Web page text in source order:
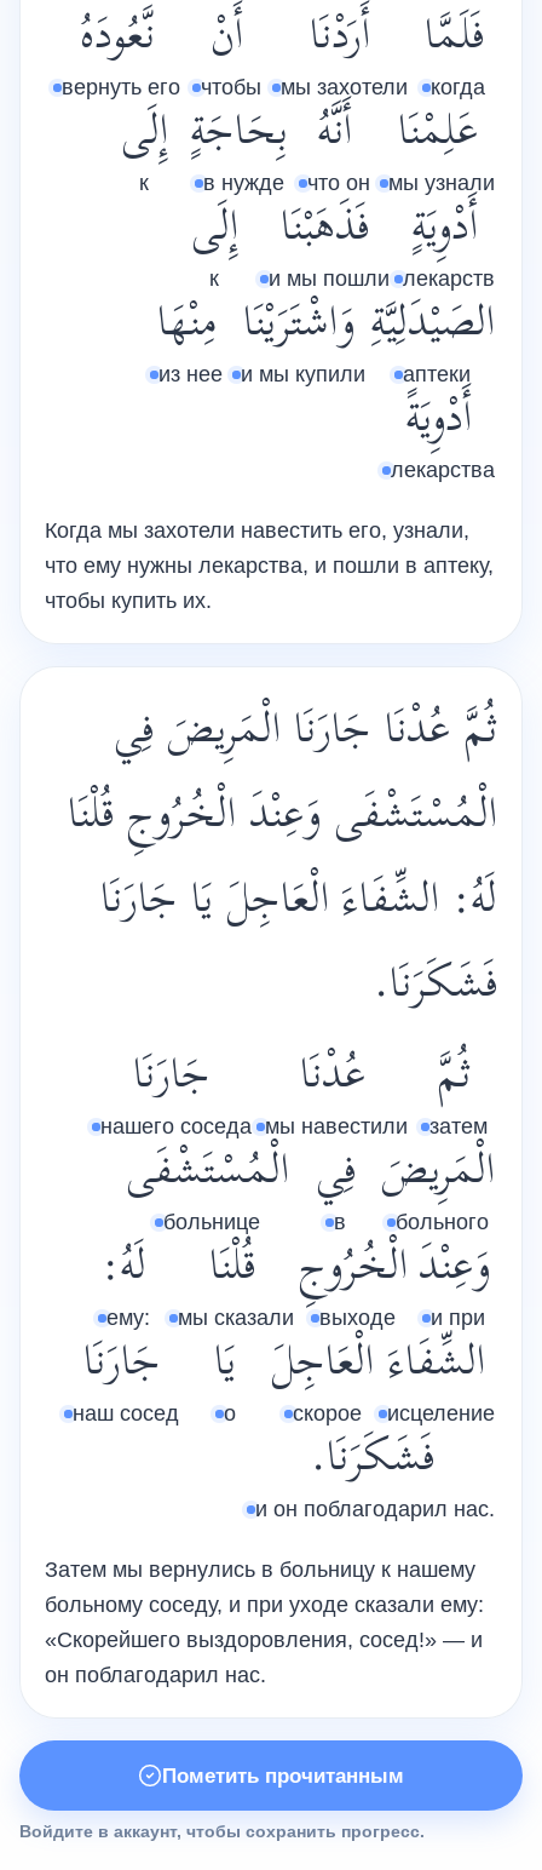
فَلَمَّا
когда
أَرَدْنَا
мы захотели
أَنْ
чтобы
نَّعُودَهُ
вернуть его
عَلِمْنَا
мы узнали
أَنَّهُ
что он
بِحَاجَةٍ
в нужде
إِلَى
к
أَدْوِيَةٍ
лекарств
فَذَهَبْنَا
и мы пошли
إِلَى
к
الصَيْدَلِيَّةِ
аптеки
وَاشْتَرَيْنَا
и мы купили
مِنْهَا
из нее
أَدْوِيَةً
лекарства
Когда мы захотели навестить его, узнали,
что ему нужны лекарства, и пошли в аптеку,
чтобы купить их.
ثُمَّ عُدْنَا جَارَنَا الْمَرِيضَ فِي
الْمُسْتَشْفَى وَعِنْدَ الْخُرُوجِ قُلْنَا
لَهُ: الشِّفَاءَ الْعَاجِلَ يَا جَارَنَا
فَشَكَرَنَا.
ثُمَّ
затем
عُدْنَا
мы навестили
جَارَنَا
нашего соседа
الْمَرِيضَ
больного
فِي
в
الْمُسْتَشْفَى
больнице
وَعِنْدَ
и при
الْخُرُوجِ
выходе
قُلْنَا
мы сказали
لَهُ:
ему:
الشِّفَاءَ
исцеление
الْعَاجِلَ
скорое
يَا
о
جَارَنَا
наш сосед
فَشَكَرَنَا.
и он поблагодарил нас.
Затем мы вернулись в больницу к нашему
больному соседу, и при уходе сказали ему:
«Скорейшего выздоровления, сосед!» — и
он поблагодарил нас.
Пометить прочитанным
Войдите в аккаунт, чтобы сохранить прогресс.